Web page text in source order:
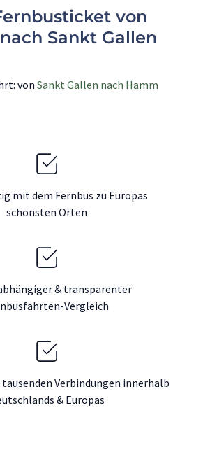
von
Sankt Gallen
von Sankt Gallen nach Hamm
mit dem Fernbus zu Europas
schönsten Orten
& transparenter
Vergleich
Verbindungen innerhalb
& Europas